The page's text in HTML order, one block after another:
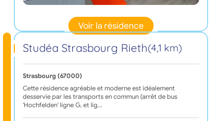
Voir la résidence
Studéa Strasbourg Rieth(4,1 km)
Strasbourg (67000)
Cette résidence agréable et moderne est idéalement
desservie par les transports en commun (arrêt de bus
'Hochfelden' ligne G, et lig…